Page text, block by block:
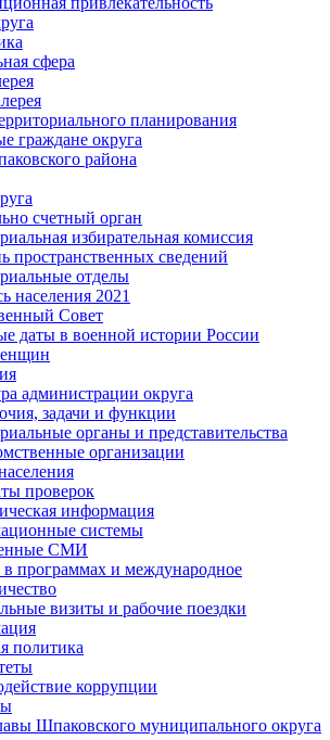
сфера
планирования
граждане округа
района
счетный орган
избирательная комиссия
пространственных сведений
отделы
населения 2021
Совет
даты в военной истории России
администрации округа
задачи и функции
органы и представительства
организации
проверок
информация
системы
СМИ
в программах и международное
визиты и рабочие поездки
политика
коррупции
Шпаковского муниципального округа